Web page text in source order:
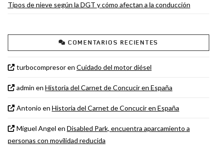
Tipos de nieve según la DGT y cómo afectan a la conducción
COMENTARIOS RECIENTES
turbocompresoren Cuidado del motor diésel
admin en Historia del Carnet de Concucir en España
Antonio en Historia del Carnet de Concucir en España
Miguel Angel en Disabled Park, encuentra aparcamiento a
personas con movilidad reducida